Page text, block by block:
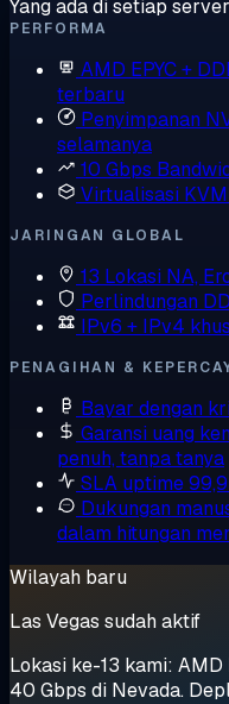
Yang ada di setiap
PERFORMA
AMD EPYC +
terbaru
Penyimpanan
selamanya
10 Gbps
Virtualisasi KVM
JARINGAN GLOBAL
13 Lokasi NA,
Perlindungan
IPv6 + IPv4
PENAGIHAN &
Bayar dengan
Garansi uang
penuh, tanpa tanya
SLA uptime
Dukungan
dalam hitungan
Wilayah baru
Las Vegas sudah aktif
Lokasi ke-13 kami: AMD
40 Gbps di Nevada.